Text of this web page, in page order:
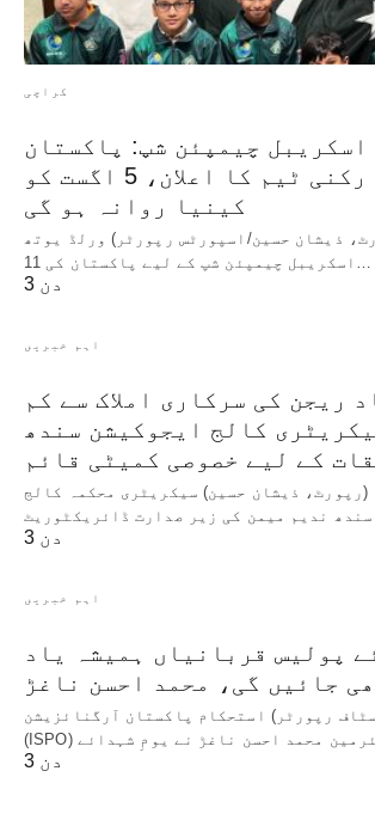
کراچی
اسکریبل چیمپئن شپ: پاکستان
کی 11 رکنی ٹیم کا اعلان، 5 اگست کو
کینیا روانہ ہو گی
ذیشان حسین/اسپورٹس رپورٹر) ورلڈ یوتھ
اسکریبل چیمپئن شپ کے لیے پاکستان کی 11…
3 دن
اہم خبریں
ریجن کی سرکاری املاک سے کم
کالج ایجوکیشن سندھ
کے لیے خصوصی کمیٹی قائم
(رپورٹ، ذیشان حسین) سیکریٹری محکمہ کالج
3 دن
اہم خبریں
پولیس قربانیاں ہمیشہ یاد
جائیں گی، محمد احسن ناغڑ
رپورٹر) استحکام پاکستان آرگنائزیشن
3 دن